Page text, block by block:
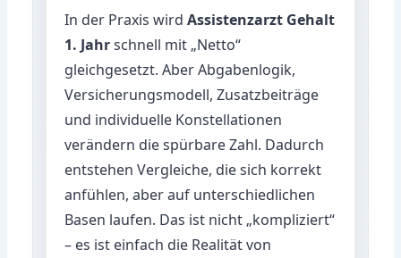
In der Praxis wirdAssistenzarzt Gehalt
1. Jahrschnell mit „Netto“
gleichgesetzt. Aber Abgabenlogik,
Versicherungsmodell, Zusatzbeiträge
und individuelle Konstellationen
verändern die spürbare Zahl. Dadurch
entstehen Vergleiche, die sich korrekt
anfühlen, aber auf unterschiedlichen
Basen laufen. Das ist nicht „kompliziert“
– es ist einfach die Realität von